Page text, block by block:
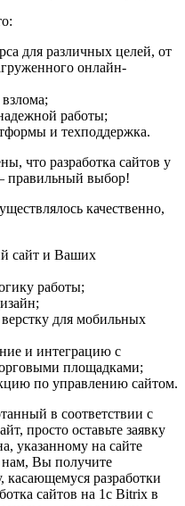
для различных целей, от
онлайн-
работы;
и техподдержка.
что разработка сайтов у
правильный выбор!
качественно,
сайт и Ваших
работы;
для мобильных
и интеграцию с
площадками;
по управлению сайтом.
в соответствии с
просто оставьте заявку
указанному на сайте
Вы получите
разработки
сайтов на 1с Bitrix в